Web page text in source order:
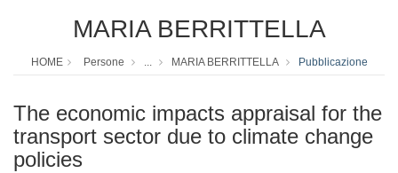
MARIA BERRITTELLA
HOME Persone ... MARIA BERRITTELLA Pubblicazione
The economic impacts appraisal for the
transport sector due to climate change
policies